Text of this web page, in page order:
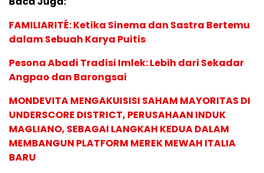
FAMILIARITÉ: Ketika Sinema dan Sastra Bertemu
dalam Sebuah Karya Puitis
Pesona Abadi Tradisi Imlek: Lebih dari Sekadar
Angpao dan Barongsai
MONDEVITA MENGAKUISISI SAHAM MAYORITAS DI
UNDERSCORE DISTRICT, PERUSAHAAN INDUK
MAGLIANO, SEBAGAI LANGKAH KEDUA DALAM
MEMBANGUN PLATFORM MEREK MEWAH ITALIA
BARU